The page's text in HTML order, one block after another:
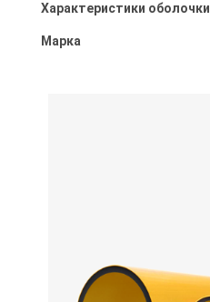
Характеристики оболочки
Марка